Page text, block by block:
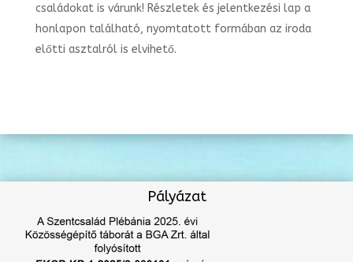
családokat is várunk! Részletek és jelentkezési lap a
honlapon található, nyomtatott formában az iroda
előtti asztalról is elvihető.
Pályázat